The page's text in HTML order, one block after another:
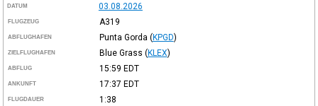
DATUM 03.08.2026
FLUGZEUG A319
ABFLUGHAFEN Punta Gorda (KPGD)
ZIELFLUGHAFEN Blue Grass (KLEX)
ABFLUG 15:59 EDT
ANKUNFT 17:37 EDT
FLUGDAUER 1:38